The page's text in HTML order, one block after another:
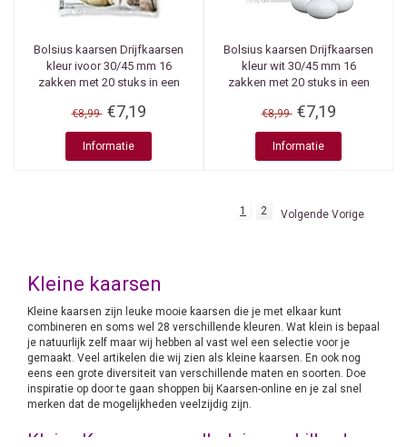
Bolsius kaarsen Drijfkaarsen
kleur ivoor 30/45 mm 16
zakken met 20 stuks in een
€8,99 €7,19
Informatie
Bolsius kaarsen Drijfkaarsen
kleur wit 30/45 mm 16
zakken met 20 stuks in een
€8,99 €7,19
Informatie
1 2 Volgende Vorige
Kleine kaarsen
Kleine kaarsen zijn leuke mooie kaarsen die je met elkaar kunt
combineren en soms wel 28 verschillende kleuren. Wat klein is bepaal
je natuurlijk zelf maar wij hebben al vast wel een selectie voor je
gemaakt. Veel artikelen die wij zien als kleine kaarsen. En ook nog
eens een grote diversiteit van verschillende maten en soorten. Doe
inspiratie op door te gaan shoppen bij Kaarsen-online en je zal snel
merken dat de mogelijkheden veelzijdig zijn.
Kleine Kaarsen voor allerlei verschillende